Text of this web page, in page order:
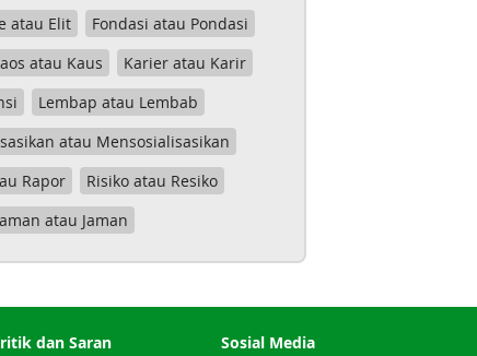
atau Elit
Fondasi atau Pondasi
atau Kaus
Karier atau Karir
Lembap atau Lembab
atau Mensosialisasikan
Rapor
Risiko atau Resiko
atau Jaman
dan Saran Sosial Media